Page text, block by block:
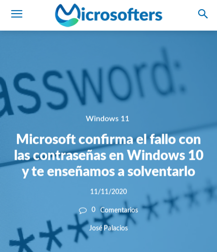
Windows 11
Microsoft confirma el fallo con
las contraseñas en Windows 10
y te enseñamos a solventarlo
11/11/2020
0 Comentarios
José Palacios